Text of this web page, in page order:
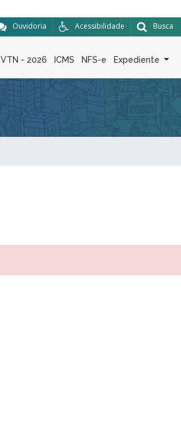
Busca
Acessibilidade
Ouvidoria
VTN - 2026 ICMS NFS-e Expediente